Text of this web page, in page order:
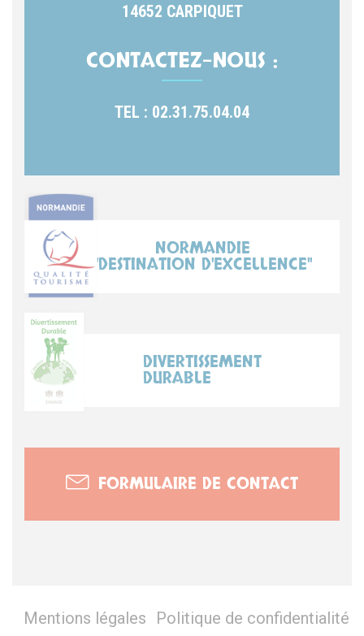
14652 CARPIQUET
CONTACTEZ-NOUS :
TEL : 02.31.75.04.04
NORMANDIE
"DESTINATION D'EXCELLENCE"
DIVERTISSEMENT
DURABLE
FORMULAIRE DE CONTACT
Mentions légales Politique de confidentialité